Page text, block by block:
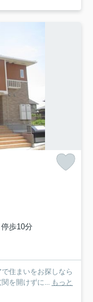
歩10分
住まいをお探しなら
を開けずに... もっと